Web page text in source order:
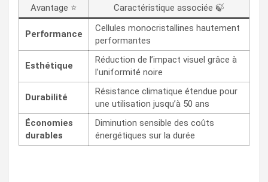
Avantage ⭐ Caractéristique associée 🍃
Performance
Cellules monocristallines hautement
performantes
Esthétique
Réduction de l’impact visuel grâce à
l’uniformité noire
Durabilité
Résistance climatique étendue pour
une utilisation jusqu’à 50 ans
Économies
durables
Diminution sensible des coûts
énergétiques sur la durée